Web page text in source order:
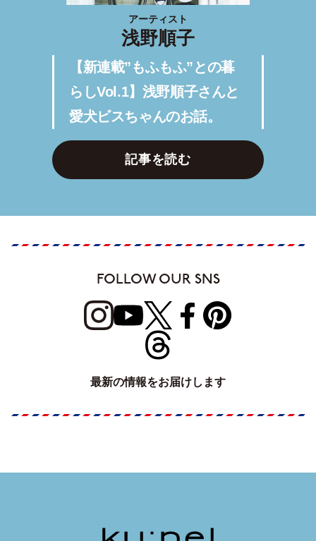
アーティスト
浅野順子
【新連載”もふもふ”との暮
らしVol.1】浅野順子さんと
愛犬ビスちゃんのお話。
記事を読む
FOLLOW OUR SNS
最新の情報をお届けします